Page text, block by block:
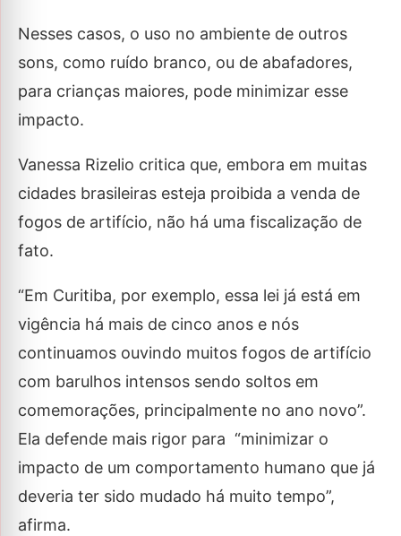
Nesses casos, o uso no ambiente de outros
sons, como ruído branco, ou de abafadores,
para crianças maiores, pode minimizar esse
impacto.
Vanessa Rizelio critica que, embora em muitas
cidades brasileiras esteja proibida a venda de
fogos de artifício, não há uma fiscalização de
fato.
“Em Curitiba, por exemplo, essa lei já está em
vigência há mais de cinco anos e nós
continuamos ouvindo muitos fogos de artifício
com barulhos intensos sendo soltos em
comemorações, principalmente no ano novo”.
Ela defende mais rigor para “minimizar o
impacto de um comportamento humano que já
deveria ter sido mudado há muito tempo”,
afirma.